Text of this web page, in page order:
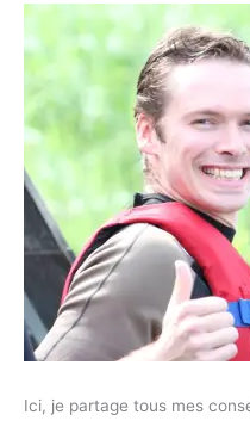
Ici, je partage tous mes